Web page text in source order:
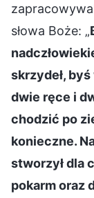
słowa Boże: „
skrzydeł,
dwie ręce i
chodzić po
konieczne.
stworzył dla
pokarm oraz